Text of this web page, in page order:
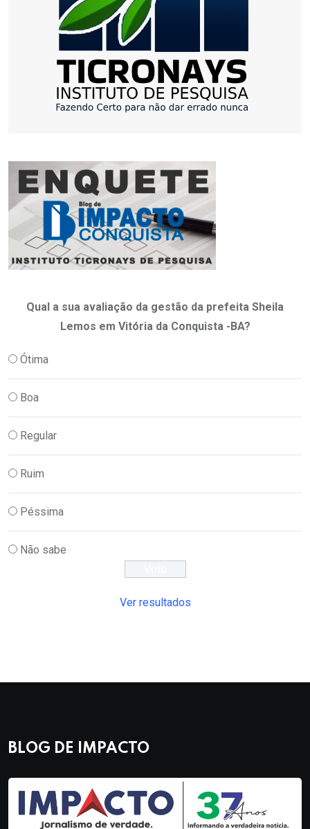
Qual a sua avaliação da gestão da prefeita Sheila
Lemos em Vitória da Conquista -BA?
Ótima
Boa
Regular
Ruim
Péssima
Não sabe
Ver resultados
BLOG DE IMPACTO